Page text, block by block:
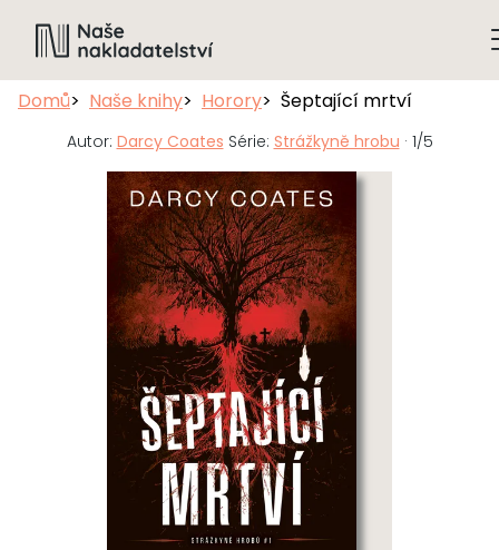
Domů Naše knihy Horory Šeptající mrtví
Autor: Darcy Coates Série: Strážkyně hrobu · 1/5